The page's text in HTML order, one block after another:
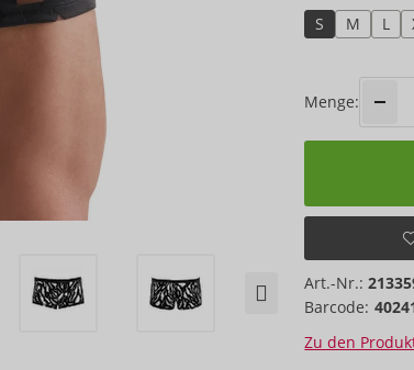
S
M L
Menge:
Art.-Nr.:
Barcode:
Zu den